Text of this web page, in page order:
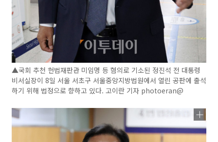
▲국회 추천 헌법재판관 미임명 등 혐의로 기소된 정진석 전 대통령
비서실장이 8일 서울 서초구 서울중앙지방법원에서 열린 공판에 출석
하기 위해 법정으로 향하고 있다. 고이란 기자 photoeran@